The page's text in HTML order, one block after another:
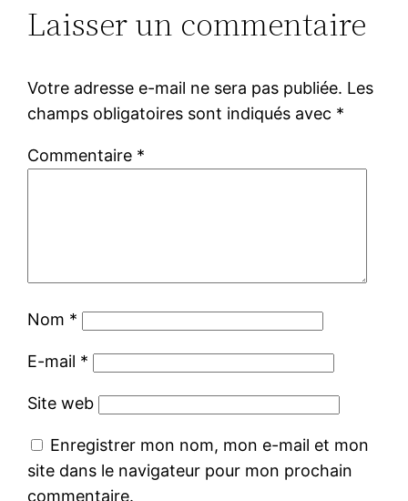
Laisser un commentaire
Votre adresse e-mail ne sera pas publiée. Les
champs obligatoires sont indiqués avec *
Commentaire *
Nom *
E-mail *
Site web
Enregistrer mon nom, mon e-mail et mon
site dans le navigateur pour mon prochain
commentaire.